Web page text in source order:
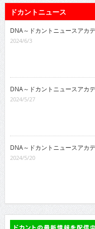
ドカントニュース
DNA～ドカントニュースアカ
2024/6/3
DNA～ドカントニュースアカ
2024/5/27
DNA～ドカントニュースアカ
2024/5/20